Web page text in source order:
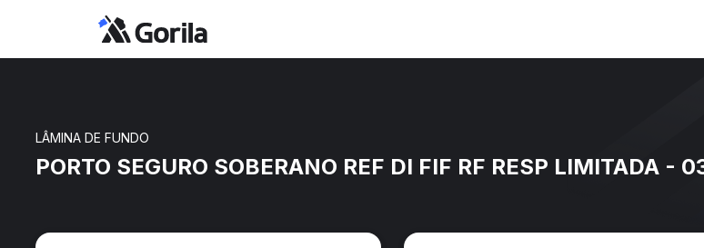
LÂMINA DE FUNDO
PORTO SEGURO SOBERANO REF DI FIF RF RESP LIMITADA